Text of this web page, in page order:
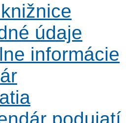
údaje
informácie